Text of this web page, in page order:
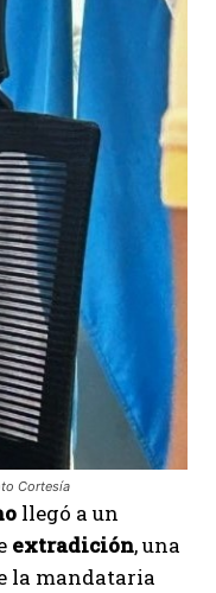
Cortesía
llegó a un
extradición, una
la mandataria